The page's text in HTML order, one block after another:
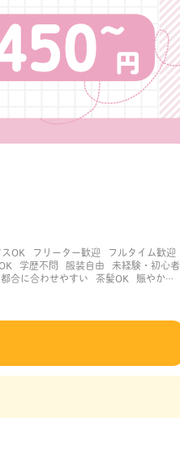
スOK フリーター歓迎
フルタイム歓迎
学歴不問 服装自由
未経験・初心者
合に合わせやすい 茶髪OK
賑やかな